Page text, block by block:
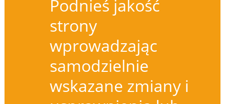
Podnieś jakość
strony
wprowadzając
samodzielnie
wskazane zmiany i